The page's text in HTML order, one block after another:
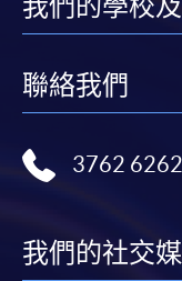
我們的學校
聯絡我們
3762 6262
我們的社交